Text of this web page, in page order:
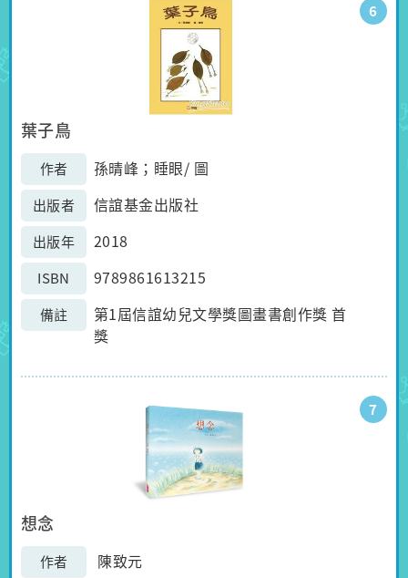
6
葉子鳥
作者 孫晴峰；睡眼/ 圖
出版者 信誼基金出版社
出版年 2018
ISBN 9789861613215
備註
第1屆信誼幼兒文學獎圖畫書創作獎 首
獎
7
想念
作者 陳致元